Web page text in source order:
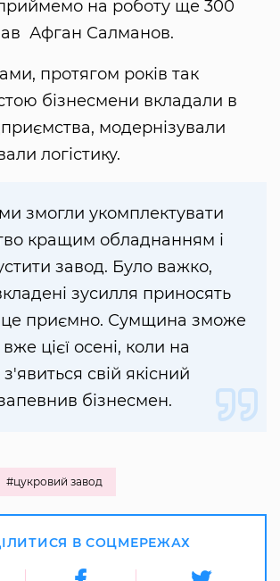
на роботу ще 300
Афган Салманов.
протягом років так
бізнесмени вкладали в
модернізували
логістику.
змогли укомплектувати
кращим обладнанням і
завод. Було важко,
зусилля приносять
це приємно. Сумщина зможе
цієї осені, коли на
свій якісний
бізнесмен.
#цукровий завод
В СОЦМЕРЕЖАХ